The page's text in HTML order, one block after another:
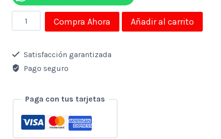
Disco
Solido
Ssd
Ext
512gb
Portable
Negro
Compra Ahora Añadir al carrito
Satisfacción garantizada
Pago seguro
Paga con tus tarjetas